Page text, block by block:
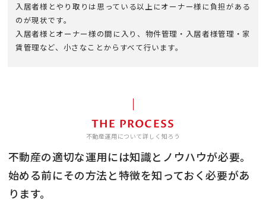
入居者様とやり取りは思っている以上にオーナー様に負担がある
のが現状です。
入居者様とオーナー様の間に入り、物件管理・入居者様管理・家
賃管理など、小さなことからすべて行います。
THE PROCESS
不動産運用について詳しく知ろう
不動産の適切な運用には知識とノウハウが必要。
始める前にその方法と特徴を知っておく必要があ
ります。